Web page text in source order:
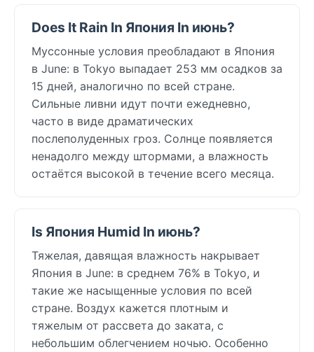
Does It Rain In Япония In июнь?
Муссонные условия преобладают в Япония
в June: в Tokyo выпадает 253 мм осадков за
15 дней, аналогично по всей стране.
Сильные ливни идут почти ежедневно,
часто в виде драматических
послеполуденных гроз. Солнце появляется
ненадолго между штормами, а влажность
остаётся высокой в течение всего месяца.
Is Япония Humid In июнь?
Тяжелая, давящая влажность накрывает
Япония в June: в среднем 76% в Tokyo, и
такие же насыщенные условия по всей
стране. Воздух кажется плотным и
тяжелым от рассвета до заката, с
небольшим облегчением ночью. Особенно